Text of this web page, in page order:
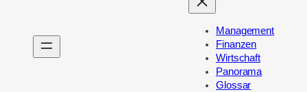
n
Management
Finanzen
Wirtschaft
Panorama
Glossar